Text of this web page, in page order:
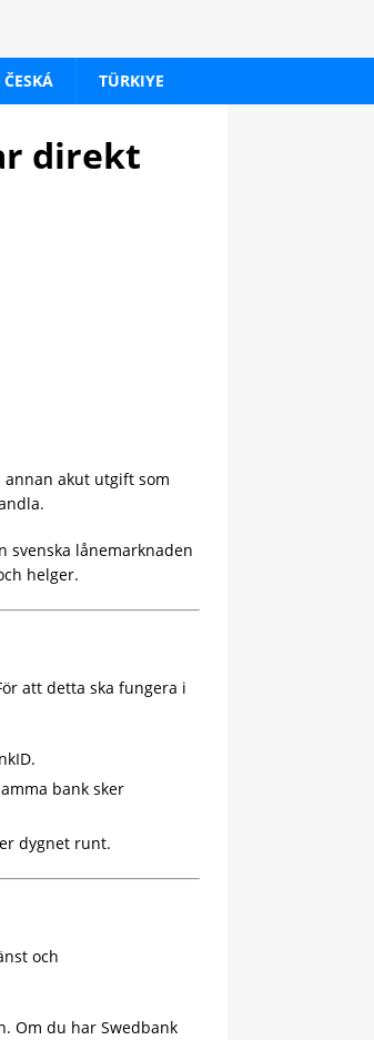
ČESKÁ TÜRKIYE
direkt
akut utgift som
svenska lånemarknaden
helger.
att detta ska fungera i
bank sker
dygnet runt.
och
Om du har Swedbank